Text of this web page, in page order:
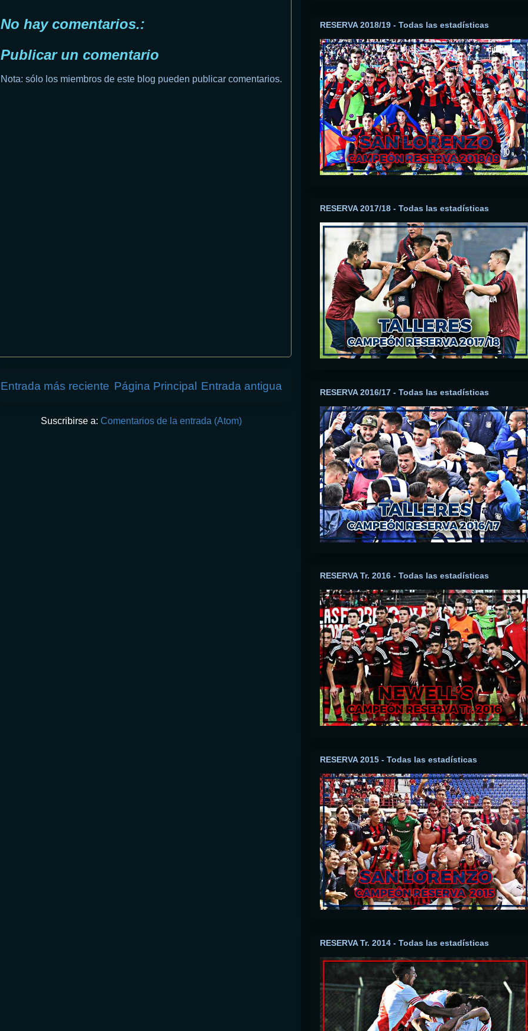
No hay comentarios.:
Publicar un comentario
Nota: sólo los miembros de este blog pueden publicar comentarios.
Entrada más reciente Entrada antigua
Página Principal
Suscribirse a: Comentarios de la entrada (Atom)
RESERVA 2018/19 - Todas las estadísticas
RESERVA 2017/18 - Todas las estadísticas
RESERVA 2016/17 - Todas las estadísticas
RESERVA Tr. 2016 - Todas las estadísticas
RESERVA 2015 - Todas las estadísticas
RESERVA Tr. 2014 - Todas las estadísticas